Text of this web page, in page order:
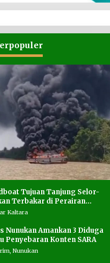
Tujuan Tanjung Selor-
Terbakar di Perairan
Kaltara
Nunukan Amankan 3 Diduga
Penyebaran Konten SARA
Nunukan